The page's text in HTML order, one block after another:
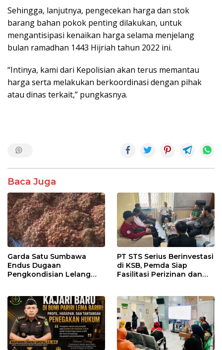
Sehingga, lanjutnya, pengecekan harga dan stok
barang bahan pokok penting dilakukan, untuk
mengantisipasi kenaikan harga selama menjelang
bulan ramadhan 1443 Hijriah tahun 2022 ini.
“Intinya, kami dari Kepolisian akan terus memantau
harga serta melakukan berkoordinasi dengan pihak
atau dinas terkait,” pungkasnya.
Baca Juga
Garda Satu Sumbawa
Endus Dugaan
Pengkondisian Lelang
senilai Rp 7,5 Miliar
PT STS Serius Berinvestasi
di KSB, Pemda Siap
Fasilitasi Perizinan dan